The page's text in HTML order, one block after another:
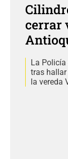
cerrar
La
tras
la vereda